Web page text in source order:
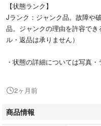
【状態ランク】
Jランク：ジャンク品。故障や
品。ジャンクの理由を許容で
ル・返品は承りません）
・状態の詳細については写真・
・商品を梱包済みの状態で倉
・値下げ交渉は承っておりませ
・付属品に関しては画像にて
す。
2ヶ月前
商品情報